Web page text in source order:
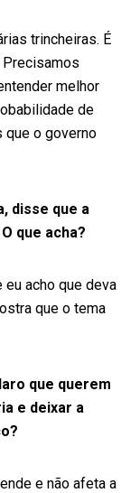
trincheiras. É
Precisamos
melhor
de
que o governo
disse que a
que acha?
eu acho que deva
que o tema
que querem
e deixar a
e não afeta a